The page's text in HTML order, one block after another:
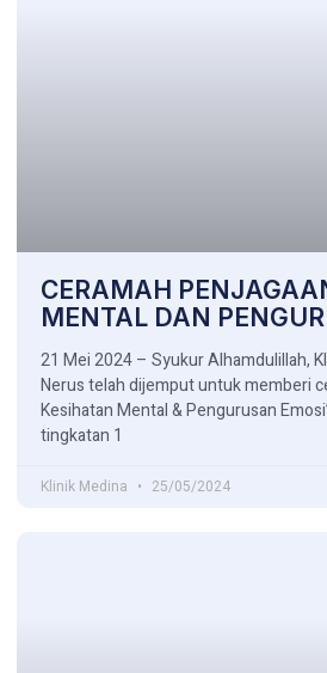
CERAMAH
MENTAL DAN
21 Mei 2024 – Syukur Alhamdulillah,
Nerus telah dijemput untuk memberi
Kesihatan Mental & Pengurusan
tingkatan 1
Klinik Medina 25/05/2024